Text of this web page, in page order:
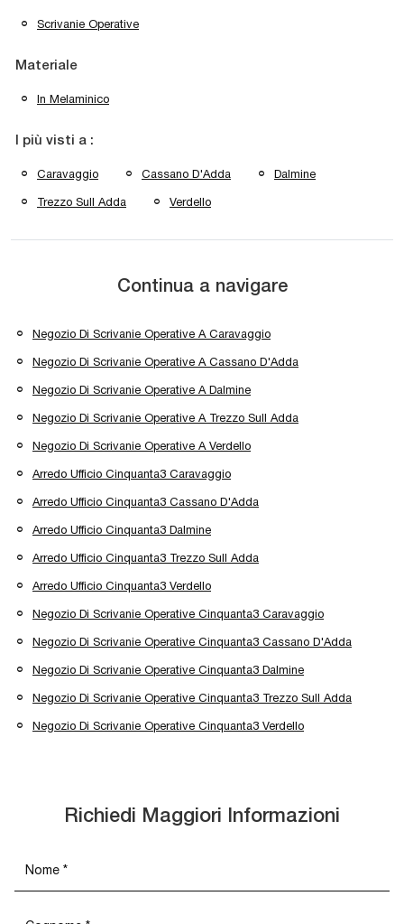
Scrivanie Operative
Materiale
In Melaminico
I più visti a :
Caravaggio Cassano D'Adda Dalmine
Trezzo Sull Adda Verdello
Continua a navigare
Negozio Di Scrivanie Operative A Caravaggio
Negozio Di Scrivanie Operative A Cassano D'Adda
Negozio Di Scrivanie Operative A Dalmine
Negozio Di Scrivanie Operative A Trezzo Sull Adda
Negozio Di Scrivanie Operative A Verdello
Arredo Ufficio Cinquanta3 Caravaggio
Arredo Ufficio Cinquanta3 Cassano D'Adda
Arredo Ufficio Cinquanta3 Dalmine
Arredo Ufficio Cinquanta3 Trezzo Sull Adda
Arredo Ufficio Cinquanta3 Verdello
Negozio Di Scrivanie Operative Cinquanta3 Caravaggio
Negozio Di Scrivanie Operative Cinquanta3 Cassano D'Adda
Negozio Di Scrivanie Operative Cinquanta3 Dalmine
Negozio Di Scrivanie Operative Cinquanta3 Trezzo Sull Adda
Negozio Di Scrivanie Operative Cinquanta3 Verdello
Richiedi Maggiori Informazioni